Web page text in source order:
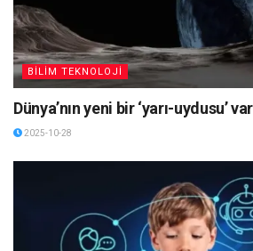
BİLİM TEKNOLOJİ
Dünya’nın yeni bir ‘yarı-uydusu’
2025-10-28